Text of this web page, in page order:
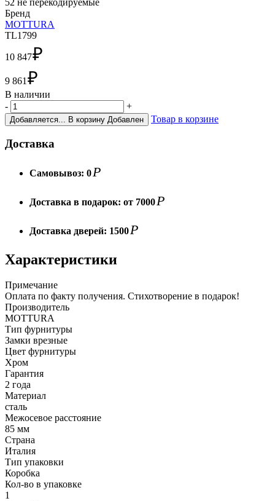
Бренд
MOTTURA
TL1799
10 847₽
9 861₽
В наличии
-
+
Добавляется... В корзину Добавлен Товар в корзине
Доставка
Самовывоз: 0Р
Доставка в подарок: от 7000Р
Доставка дверей: 1500Р
Характеристики
Примечание
Оплата по факту получения. Стихотворение в подарок!
Производитель
MOTTURA
Тип фурнитуры
Замки врезные
Цвет фурнитуры
Хром
Гарантия
2 года
Материал
сталь
Межосевое расстояние
85 мм
Страна
Италия
Тип упаковки
Коробка
Кол-во в упаковке
1